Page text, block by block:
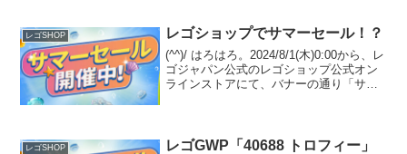
です...
レゴSHOP レゴショップでサマーセール！？
(^^)/ はろはろ。2024/8/1(木)0:00から、レ
ゴジャパン公式のレゴショップ公式オン
ラインストアにて、バナーの通り「サマ
レゴSHOP
レゴGWP「40688 トロフィー」